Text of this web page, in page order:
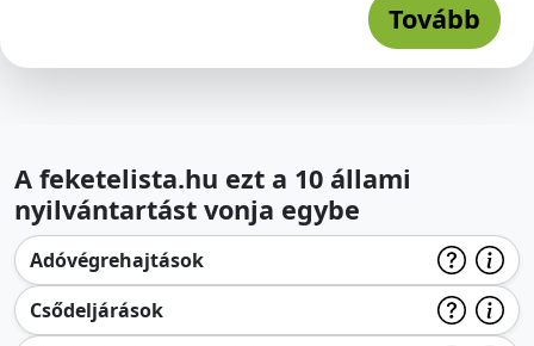
Tovább
A feketelista.hu ezt a 10 állami
nyilvántartást vonja egybe
Adóvégrehajtások
Csődeljárások